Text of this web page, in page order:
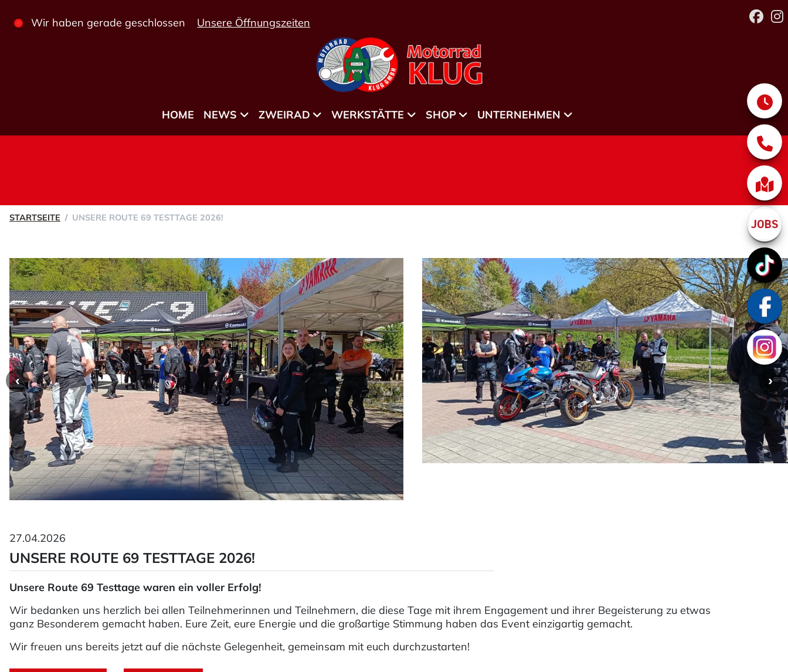
Wir haben gerade geschlossen Unsere Öffnungszeiten
HOME NEWS ZWEIRAD WERKSTÄTTE SHOP UNTERNEHMEN
STARTSEITE UNSERE ROUTE 69 TESTTAGE 2026!
27.04.2026
UNSERE ROUTE 69 TESTTAGE 2026!
Unsere Route 69 Testtage waren ein voller Erfolg!
Wir bedanken uns herzlich bei allen Teilnehmerinnen und Teilnehmern, die diese Tage mit ihrem Engagement und ihrer Begeisterung zu etwas
ganz Besonderem gemacht haben. Eure Zeit, eure Energie und die großartige Stimmung haben das Event einzigartig gemacht.
Wir freuen uns bereits jetzt auf die nächste Gelegenheit, gemeinsam mit euch durchzustarten!